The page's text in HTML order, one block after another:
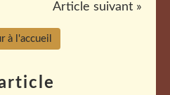
Article suivant »
à l'accueil